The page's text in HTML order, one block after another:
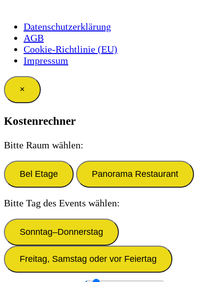
Datenschutzerklärung
AGB
Cookie-Richtlinie (EU)
Impressum
×
Kostenrechner
Bitte Raum wählen:
Bel Etage Panorama Restaurant
Bitte Tag des Events wählen:
Sonntag–Donnerstag
Freitag, Samstag oder vor Feiertag